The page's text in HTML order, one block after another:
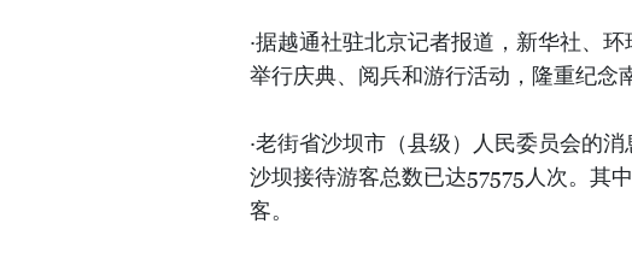
·据越通社驻北京记者报道，新华社、
举行庆典、阅兵和游行活动，隆重纪念
·老街省沙坝市（县级）人民委员会的
沙坝接待游客总数已达57575人次。其
客。